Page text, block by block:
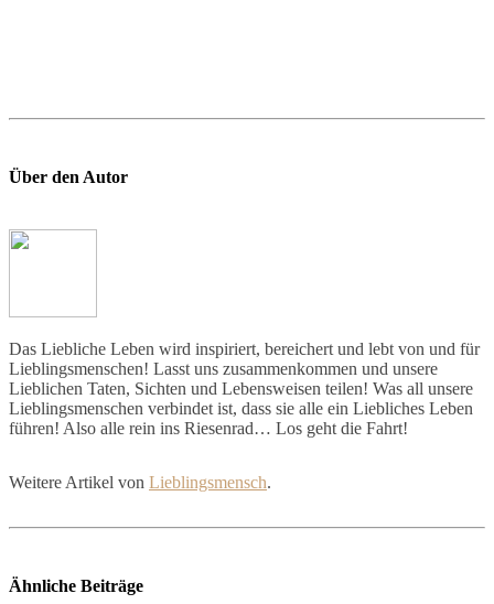
Über den Autor
Das Liebliche Leben wird inspiriert, bereichert und lebt von und für
Lieblingsmenschen! Lasst uns zusammenkommen und unsere
Lieblichen Taten, Sichten und Lebensweisen teilen! Was all unsere
Lieblingsmenschen verbindet ist, dass sie alle ein Liebliches Leben
führen! Also alle rein ins Riesenrad… Los geht die Fahrt!
Weitere Artikel von Lieblingsmensch.
Ähnliche Beiträge